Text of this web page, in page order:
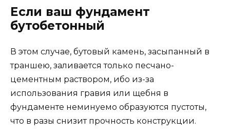
Если ваш фундамент
бутобетонный
В этом случае, бутовый камень, засыпанный в
траншею, заливается только песчано-
цементным раствором, ибо из-за
использования гравия или щебня в
фундаменте неминуемо образуются пустоты,
что в разы снизит прочность конструкции.